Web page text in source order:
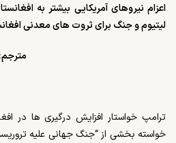
اعزام نیروهای آمریکایی بیشتر به
لیتیوم و جنگ برای ثروت های معدنی
مترجم: مریم
ترامپ خواستار افزایش درگیری ها در
خواسته بخشی از “جنگ جهانی علیه